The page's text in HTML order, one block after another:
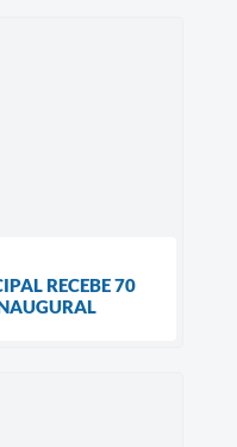
RECEBE 70